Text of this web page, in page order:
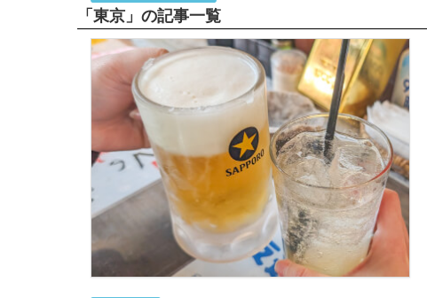
「東京」の記事一覧